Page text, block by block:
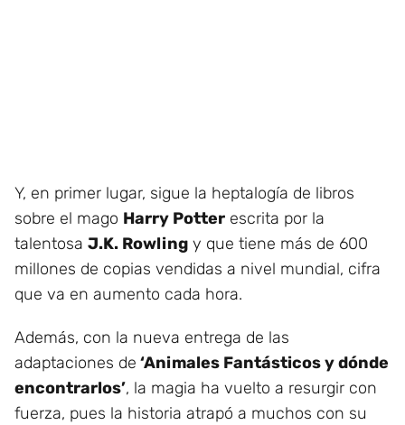
Y, en primer lugar, sigue la heptalogía de libros
sobre el mago Harry Potter escrita por la
talentosa J.K. Rowling y que tiene más de 600
millones de copias vendidas a nivel mundial, cifra
que va en aumento cada hora.
Además, con la nueva entrega de las
adaptaciones de ‘Animales Fantásticos y dónde
encontrarlos’, la magia ha vuelto a resurgir con
fuerza, pues la historia atrapó a muchos con su